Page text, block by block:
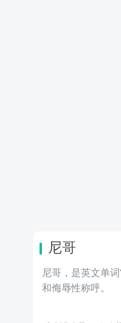
尼哥
尼哥，是英文单
和侮辱性称呼。